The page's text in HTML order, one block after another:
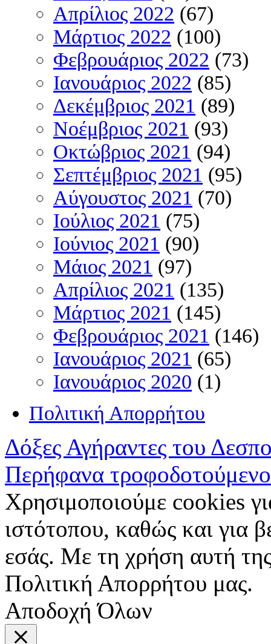
Απρίλιος 2022 (67)
Μάρτιος 2022 (100)
Φεβρουάριος 2022 (73)
Ιανουάριος 2022 (85)
Δεκέμβριος 2021 (89)
Νοέμβριος 2021 (93)
Οκτώβριος 2021 (94)
Σεπτέμβριος 2021 (95)
Αύγουστος 2021 (70)
Ιούλιος 2021 (75)
Ιούνιος 2021 (90)
Μάιος 2021 (97)
Απρίλιος 2021 (135)
Μάρτιος 2021 (145)
Φεβρουάριος 2021 (146)
Ιανουάριος 2021 (65)
Ιανουάριος 2020 (1)
Πολιτική Απορρήτου
Δόξες Αγήραντες του
Περήφανα
Χρησιμοποιούμε cookies
ιστότοπου, καθώς και για
εσάς. Με τη χρήση αυτή
Πολιτική Απορρήτου μας.
Αποδοχή Όλων